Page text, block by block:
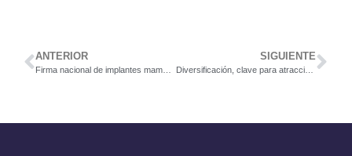
ANTERIOR SIGUIENTE
Diversificación, clave para atracción de inversión extranjera